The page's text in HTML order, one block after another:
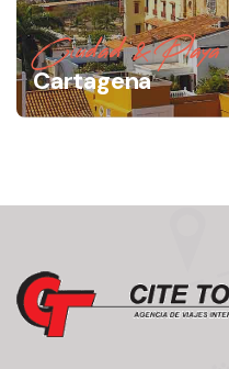
Ciudad & Playa
Cartagena